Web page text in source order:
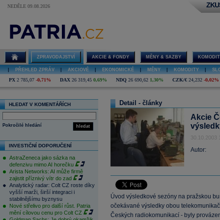
NEDĚLE 09.08.2026
ZPRAVODAJSTVÍ AKCIE & FONDY MĚNY & SAZBY
PŘEHLED ZPRÁV AKCIOVÉ EKONOMICKÉ MĚNY KOMODITY
PX 2 785,07 -0,71% DAX 26 319,45 0,69% NDQ 26 690,62 1,30% CZK/€ 24,232 -0,02%
HLEDAT V KOMENTÁŘÍCH
hledat
Pokročilé hledání
INVESTIČNÍ DOPORUČENÍ
AstraZeneca jako sázka na
defenzivu mimo AI horečku
Arista Networks: AI může firmě
zajistit příznivý vítr do zad
Analytický radar: Colt CZ roste díky
vyšší marži, širší integraci i
stabilnějšímu byznysu
Nové střelivo pro další růst. Patria
mění cílovou cenu pro Colt CZ
Detail - články
Akcie
30.10.2003
Autor:
Úvod výsledkové sezóny na pražskou
očekávané výsledky obou
Českých radiokomunikací - byly